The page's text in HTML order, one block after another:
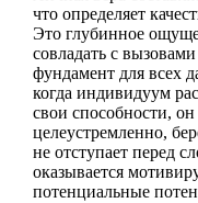
что определяет
Это глубинное
совладать с
фундамент для всех
когда индивидуум
свои способности, он
целеустремленно,
не отступает перед
оказывается
потенциальные